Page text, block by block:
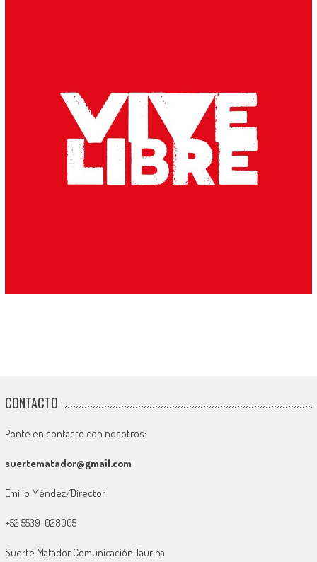
CONTACTO
Ponte en contacto con nosotros:
suertematador@gmail.com
Emilio Méndez/Director
+52 5539-028005
Suerte Matador Comunicación Taurina